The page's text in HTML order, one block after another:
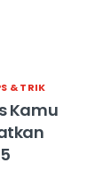
& TRIK
Kamu